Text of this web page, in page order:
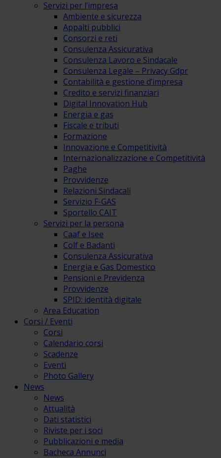
Servizi per l’impresa
Ambiente e sicurezza
Appalti pubblici
Consorzi e reti
Consulenza Assicurativa
Consulenza Lavoro e Sindacale
Consulenza Legale – Privacy Gdpr
Contabilità e gestione d’impresa
Credito e servizi finanziari
Digital Innovation Hub
Energia e gas
Fiscale e tributi
Formazione
Innovazione e Competitività
Internazionalizzazione e Competitività
Paghe
Provvidenze
Relazioni Sindacali
Servizio F-GAS
Sportello CAIT
Servizi per la persona
Caaf e Isee
Colf e Badanti
Consulenza Assicurativa
Energia e Gas Domestico
Pensioni e Previdenza
Provvidenze
SPID: identità digitale
Area Education
Corsi / Eventi
Corsi
Calendario corsi
Scadenze
Eventi
Photo Gallery
News
News
Attualità
Dati statistici
Riviste per i soci
Pubblicazioni e media
Bacheca Annunci